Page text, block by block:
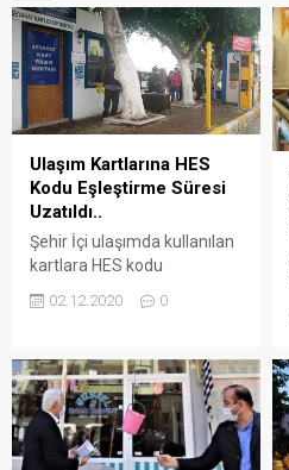
Ulaşım Kartlarına HES
Kodu Eşleştirme Süresi
Uzatıldı..
Şehir İçi ulaşımda kullanılan
kartlara HES kodu
eşleştirme süresi
noktalarındaki yoğunluk
/ Arena Bodrum Haber
İçişleri Bakanlığı tarafından
ulaşımda HES kodunun
zorunlu hale getirilmesi
üzerine, ulaşım kartlarına
02.12.2020 0